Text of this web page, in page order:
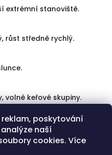
poskytování
naší
cookies. Více
extrémní stanoviště.
růst středně rychlý.
volné keřové skupiny.
zakořenění.